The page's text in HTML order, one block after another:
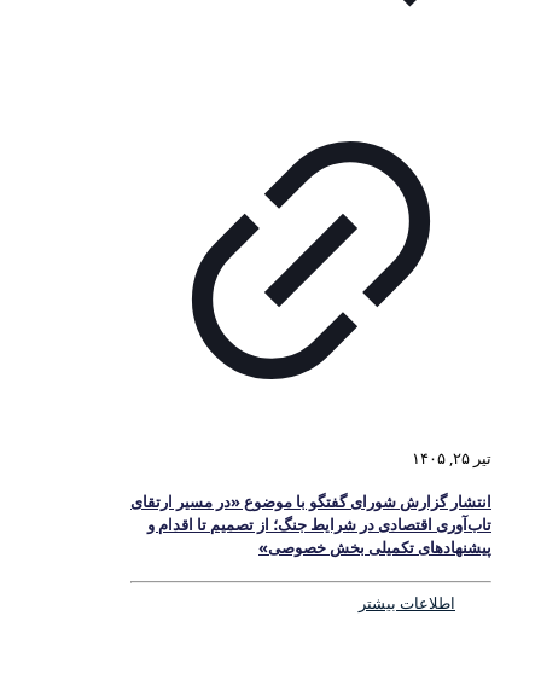
تیر ۲۵, ۱۴۰۵
انتشار گزارش شورای گفتگو با موضوع «در مسیر ارتقای
تاب‌آوری اقتصادی در شرایط جنگ؛ از تصمیم تا اقدام و
پیشنهادهای تکمیلی بخش خصوصی»
اطلاعات بیشتر